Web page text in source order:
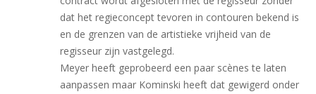
dat het regieconcept tevoren in contouren bekend is
en de grenzen van de artistieke vrijheid van de
regisseur zijn vastgelegd.
Meyer heeft geprobeerd een paar scènes te laten
aanpassen maar Kominski heeft dat gewigerd onder